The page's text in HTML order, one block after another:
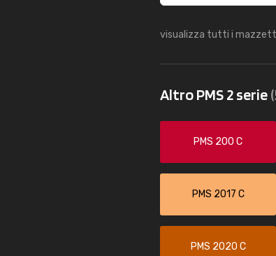
visualizza tutti i
Altro PMS 2 serie
PMS 200 C
PMS 2017 C
PMS 2020 C